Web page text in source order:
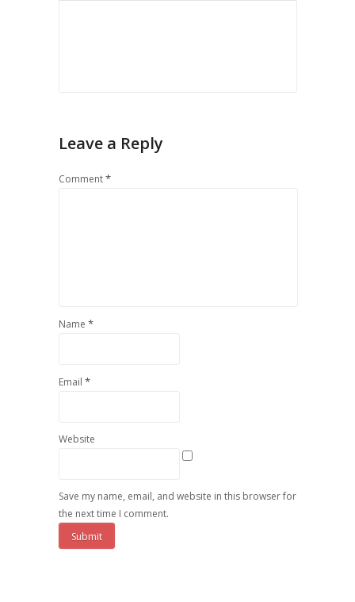
Leave a Reply
Comment*
Name *
Email *
Website
Save my name, email, and website in this browser for
the next time I comment.